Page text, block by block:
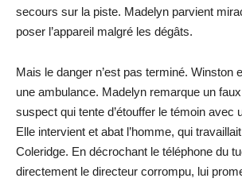
secours sur la piste. Madelyn parvient
poser l’appareil malgré les dégâts.
Mais le danger n’est pas terminé. Winston
une ambulance. Madelyn remarque un
suspect qui tente d’étouffer le témoin avec
Elle intervient et abat l’homme, qui
Coleridge. En décrochant le téléphone du
directement le directeur corrompu, lui